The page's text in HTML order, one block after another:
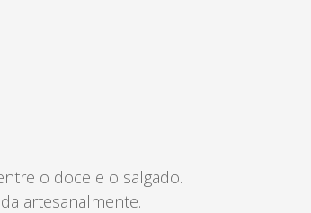
o doce e o salgado.
artesanalmente.